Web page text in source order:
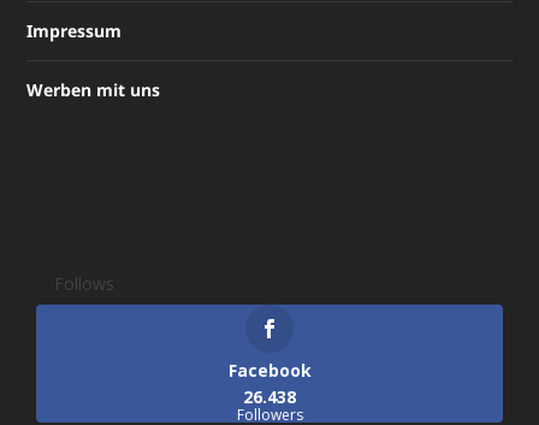
Impressum
Werben mit uns
Follows
Facebook
26.438
Followers